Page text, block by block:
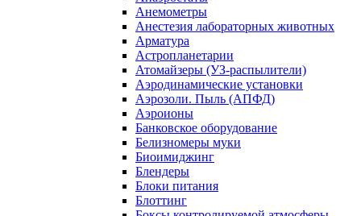
Анемометры
Анестезия лабораторных животных
Арматура
Астропланетарии
Атомайзеры (УЗ-распылители)
Аэродинамические установки
Аэрозоли. Пыль (АПФД)
Аэроионы
Банковское оборудование
Белизномеры муки
Биоимиджинг
Блендеры
Блоки питания
Блоттинг